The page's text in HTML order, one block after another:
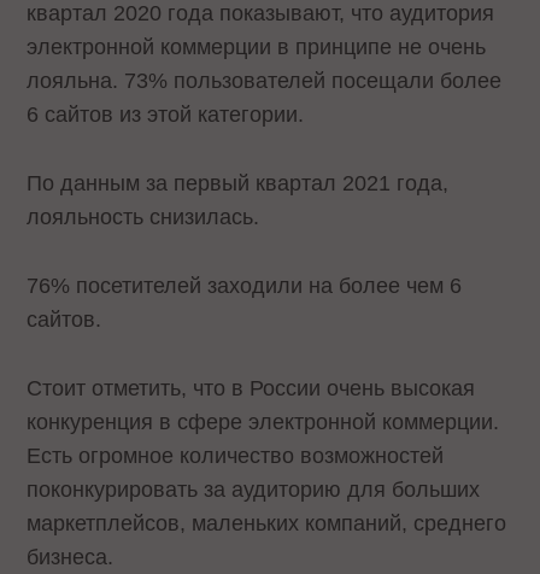
квартал 2020 года показывают, что аудитория
электронной коммерции в принципе не очень
лояльна. 73% пользователей посещали более
6 сайтов из этой категории.
По данным за первый квартал 2021 года,
лояльность снизилась.
76% посетителей заходили на более чем 6
сайтов.
Стоит отметить, что в России очень высокая
конкуренция в сфере электронной коммерции.
Есть огромное количество возможностей
поконкурировать за аудиторию для больших
маркетплейсов, маленьких компаний, среднего
бизнеса.